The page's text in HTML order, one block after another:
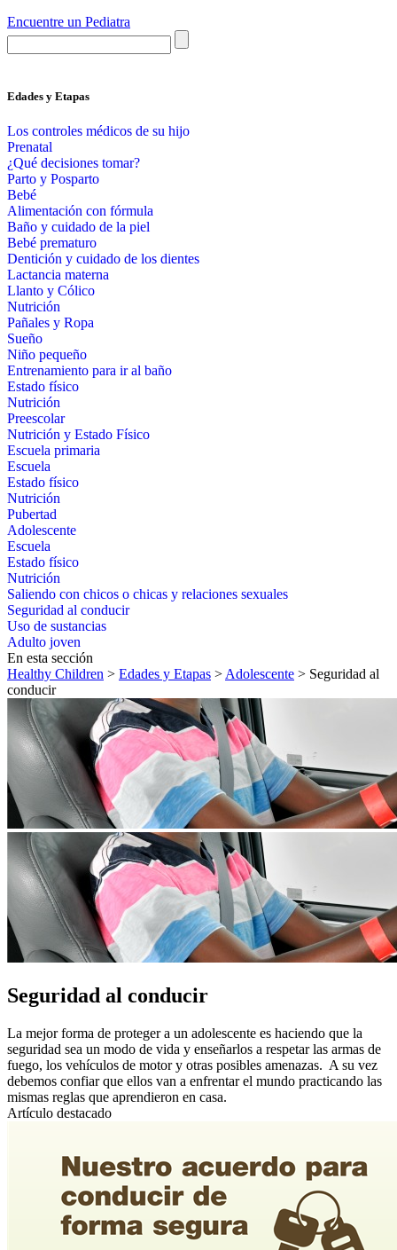
Encuentre un Pediatra
Edades y Etapas
Los controles médicos de su hijo
Prenatal
¿Qué decisiones tomar?
Parto y Posparto
Bebé
Alimentación con fórmula
Baño y cuidado de la piel
Bebé prematuro
Dentición y cuidado de los dientes
Lactancia materna
Llanto y Cólico
Nutrición
Pañales y Ropa
Sueño
Niño pequeño
Entrenamiento para ir al baño
Estado físico
Nutrición
Preescolar
Nutrición y Estado Físico
Escuela primaria
Escuela
Estado físico
Nutrición
Pubertad
Adolescente
Escuela
Estado físico
Nutrición
Saliendo con chicos o chicas y relaciones sexuales
Seguridad al conducir
Uso de sustancias
Adulto joven
En esta sección
Healthy Children > Edades y Etapas > Adolescente > Seguridad al
conducir
Seguridad al conducir
La mejor forma de proteger a un adolescente es haciendo que la
seguridad sea un modo de vida y enseñarlos a respetar las armas de
fuego, los vehículos de motor y otras posibles amenazas. A su vez
debemos confiar que ellos van a enfrentar el mundo practicando las
mismas reglas que aprendieron en casa.
Artículo destacado